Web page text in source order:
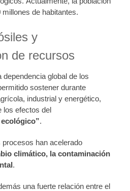
de habitantes.
y
de recursos
global de los
sostener durante
industrial y energético,
los efectos del
.
han acelerado
climático, la contaminación
.
una fuerte relación entre el